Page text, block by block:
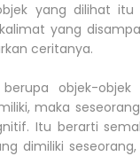
yang dilihat itu
yang
ceritanya.
objek-
maka
Itu berarti
dimiliki